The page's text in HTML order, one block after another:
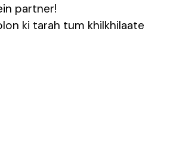
partner!
ki tarah tum khilkhilaate